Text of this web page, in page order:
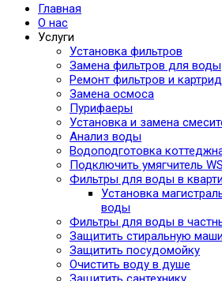
Главная
О нас
Услуги
Установка фильтров
Замена фильтров для воды
Ремонт фильтров и
Замена осмоса
Пурифаеры
Установка и замена
Анализ воды
Водоподготовка
Подключить умягчитель WS
Фильтры для воды в
Установка
воды
Фильтры для воды в
Защитить стиральную
Защитить посудомойку
Очистить воду в душе